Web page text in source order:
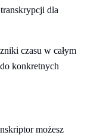
dla
czasu w całym
konkretnych
możesz